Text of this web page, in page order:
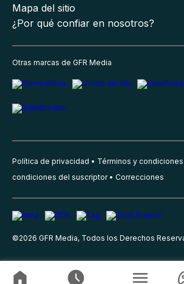
Mapa del sitio
¿Por qué confiar en nosotros?
Otras marcas de GFR Media
Política de privacidad Términos y condiciones
condiciones del suscriptor
Correcciones
©2026 GFR Media, Todos los Derechos